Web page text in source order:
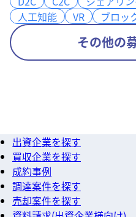
人工知能
VR ブロッ
人工知能
VR ブロッ
その他の
出資企業を探す
買収企業を探す
成約事例
調達案件を探す
売却案件を探す